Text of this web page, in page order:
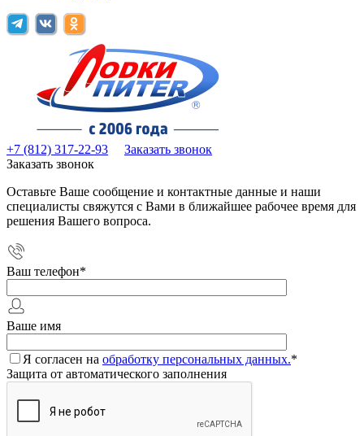
+7 (812) 317-22-93
Заказать звонок
Заказать звонок
Оставьте Ваше сообщение и контактные данные и наши
специалисты свяжутся с Вами в ближайшее рабочее время для
решения Вашего вопроса.
Ваш телефон*
Ваше имя
Я согласен на обработку персональных данных.*
Защита от автоматического заполнения